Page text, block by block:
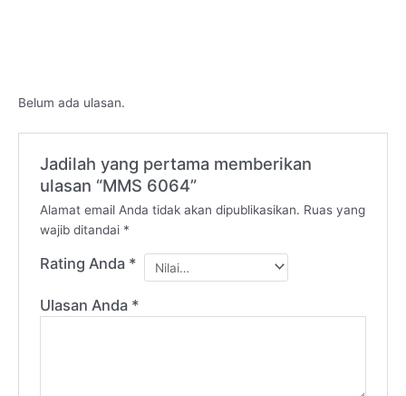
Belum ada ulasan.
Jadilah yang pertama memberikan
ulasan “MMS 6064”
Alamat email Anda tidak akan dipublikasikan. Ruas yang
wajib ditandai *
Rating Anda *
Ulasan Anda *